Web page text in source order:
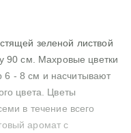
зеленой листвой
90 см. Махровые цветки
- 8 см и насчитывают
цвета. Цветы
в течение всего
аромат с